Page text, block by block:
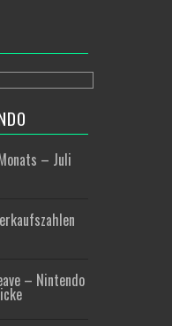
– Juli
– Nintendo